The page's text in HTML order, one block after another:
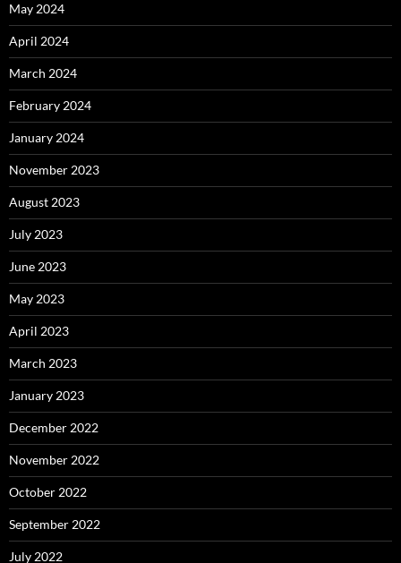
May 2024
April 2024
March 2024
February 2024
January 2024
November 2023
August 2023
July 2023
June 2023
May 2023
April 2023
March 2023
January 2023
December 2022
November 2022
October 2022
September 2022
July 2022